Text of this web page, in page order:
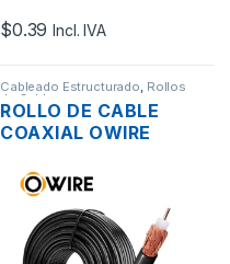
$0.39 Incl. IVA
Cableado Estructurado, Rollos
de Cable
ROLLO DE CABLE
COAXIAL OWIRE
NEGRO COBRE POR
METROS